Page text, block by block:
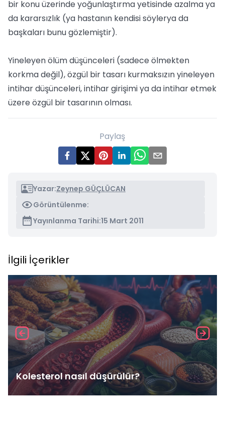
bir konu üzerinde yoğunlaştırma yetisinde azalma ya
da kararsızlık (ya hastanın kendisi söylerya da
başkaları bunu gözlemiştir).
Yineleyen ölüm düşünceleri (sadece ölmekten
korkma değil), özgül bir tasarı kurmaksızın yineleyen
intihar düşünceleri, intihar girişimi ya da intihar etmek
üzere özgül bir tasarının olması.
Paylaş
Yazar:Zeynep GÜÇLÜCAN
Görüntülenme:
Yayınlanma Tarihi:15 Mart 2011
İlgili İçerikler
Kolesterol nasıl düşürülür?